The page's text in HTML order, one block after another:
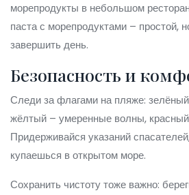
морепродукты в небольшом
паста с морепродуктами – простой,
завершить день.
Безопасность и
Следи за флагами на пляже:
жёлтый – умеренные волны,
Придерживайся указаний
купаешься в открытом море.
Сохранить чистоту тоже важно: